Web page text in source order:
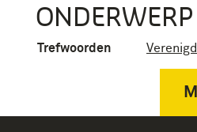
ONDERWERP
Trefwoorden